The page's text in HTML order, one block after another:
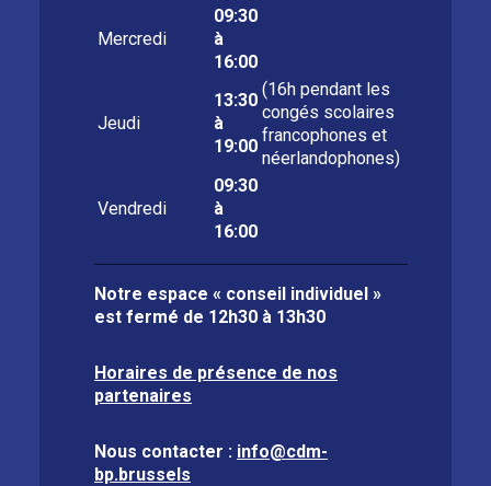
Mercredi
09:30
à
16:00
Jeudi
13:30
à
19:00
(16h pendant les
congés scolaires
francophones et
néerlandophones)
Vendredi
09:30
à
16:00
Notre espace « conseil individuel »
est fermé de 12h30 à 13h30
Horaires de présence de nos
partenaires
Nous contacter : info@cdm-
bp.brussels